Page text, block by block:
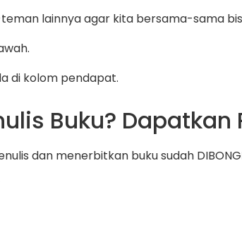
lainnya agar kita bersama-sama
di kolom pendapat.
Buku? Dapatkan
dan menerbitkan buku sudah